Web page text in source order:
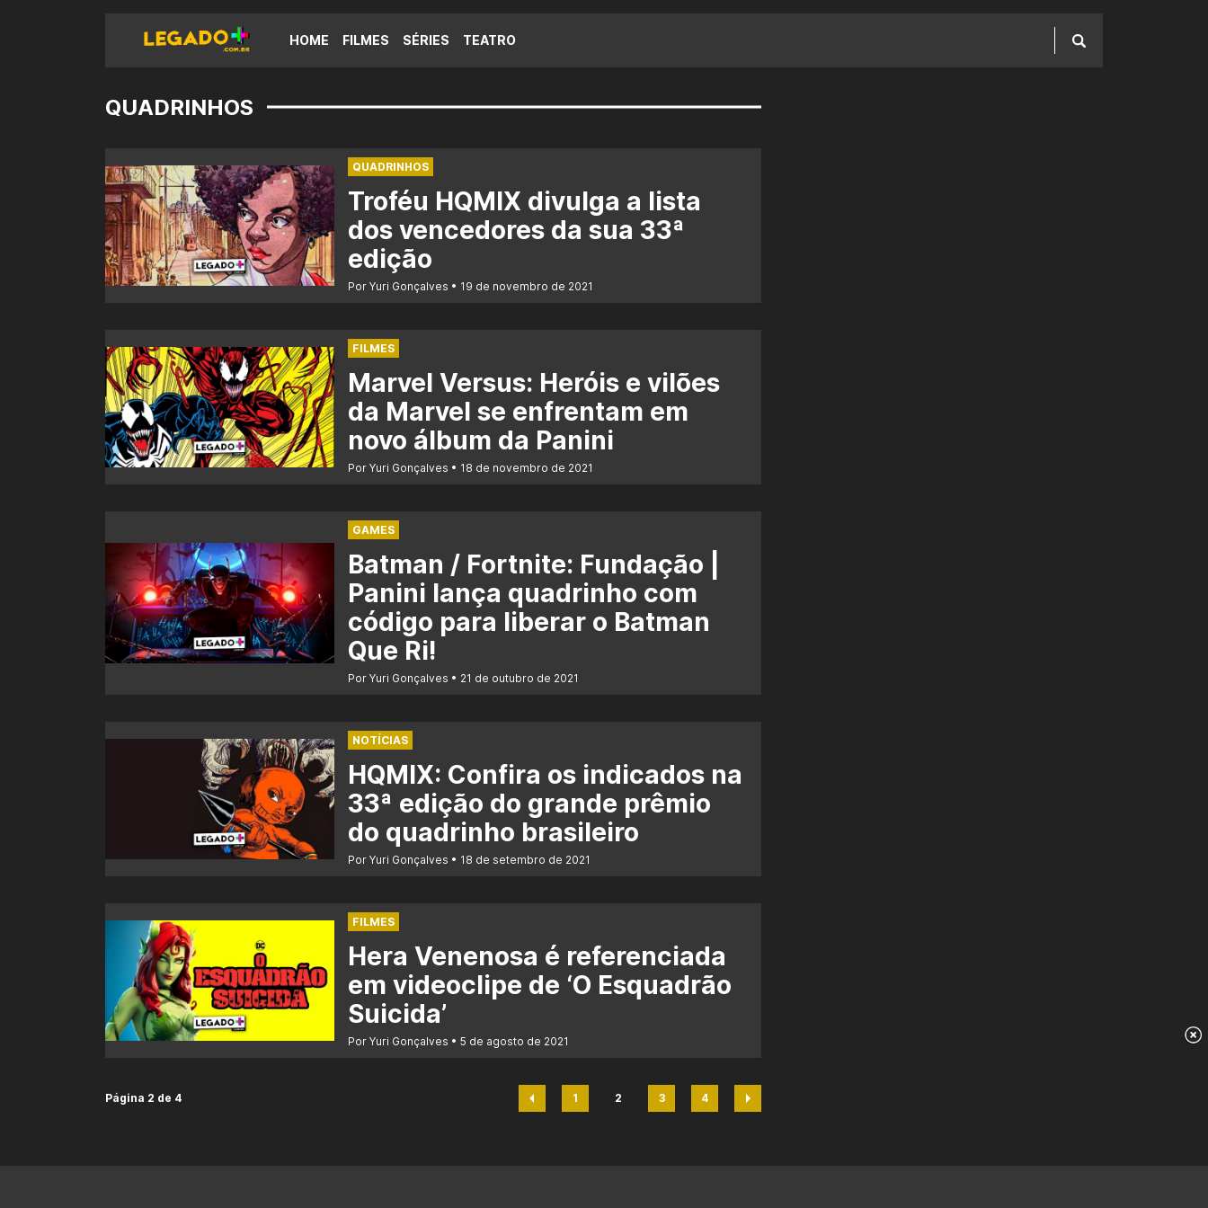
HOME FILMES SÉRIES TEATRO
QUADRINHOS
QUADRINHOS
Troféu HQMIX divulga a lista
dos vencedores da sua 33ª
edição
Por Yuri Gonçalves 19 de novembro de 2021
FILMES
Marvel Versus: Heróis e vilões
da Marvel se enfrentam em
novo álbum da Panini
Por Yuri Gonçalves 18 de novembro de 2021
GAMES
Batman / Fortnite: Fundação |
Panini lança quadrinho com
código para liberar o Batman
Que Ri!
Por Yuri Gonçalves 21 de outubro de 2021
NOTÍCIAS
HQMIX: Confira os indicados na
33ª edição do grande prêmio
do quadrinho brasileiro
Por Yuri Gonçalves 18 de setembro de 2021
FILMES
Hera Venenosa é referenciada
em videoclipe de ‘O Esquadrão
Suicida’
Por Yuri Gonçalves 5 de agosto de 2021
Página 2 de 4
Página
1
Página
2
Página
3
Página
4